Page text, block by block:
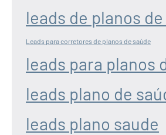
leads de planos
Leads para corretores de planos de saúde
leads para planos
leads plano de
leads plano saude